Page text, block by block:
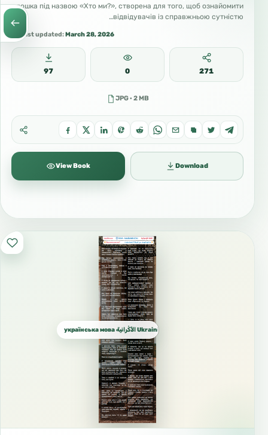
We welcome your questions.
#жінка #іслам #права_жінки #сім’я
дошка під назвою «Хто ми?», створена для того, щоб ознайомити
відвідувачів із справжньою сутністю…
Last updated:March 28, 2026
97 0 271
JPG · 2 MB
View Book Download